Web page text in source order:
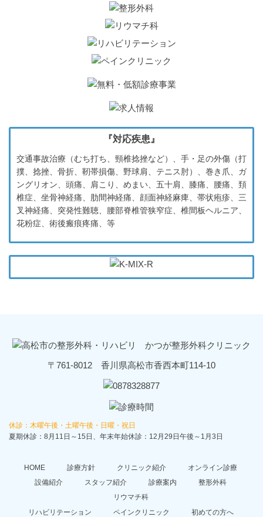
『対応疾患』
交通事故治療（むち打ち、頸椎捻挫など）、手・足の外傷（打
撲、捻挫、骨折、靭帯損傷、野球肩、テニス肘）、巻き爪、ガ
ングリオン、頭痛、肩こり、めまい、五十肩、膝痛、腰痛、頚
椎症、坐骨神経痛、肋間神経痛、顔面神経麻痺、帯状疱疹、三
叉神経痛、突発性難聴、腰部脊椎管狭窄症、椎間板ヘルニア、
花粉症、術後瘢痕疼痛、等
〒761-8012 香川県高松市香西本町114-10
休診：木曜午後・土曜午後・日曜・祝日
夏期休診：8月11日～15日、年末年始休診：12月29日午後～1月3日
HOME 診療方針 クリニック紹介
オンライン診療
設備紹介
スタッフ紹介 診療案内
整形外科
リウマチ科
リハビリテーション
ペインクリニック 初めての方へ